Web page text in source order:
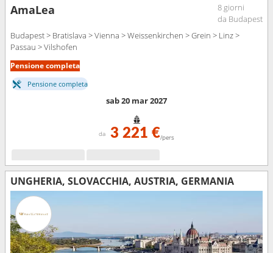
AmaLea
8 giorni
da Budapest
Budapest > Bratislava > Vienna > Weissenkirchen > Grein > Linz >
Passau > Vilshofen
Pensione completa
Pensione completa
sab 20 mar 2027
da 3 221 €/pers
UNGHERIA, SLOVACCHIA, AUSTRIA, GERMANIA